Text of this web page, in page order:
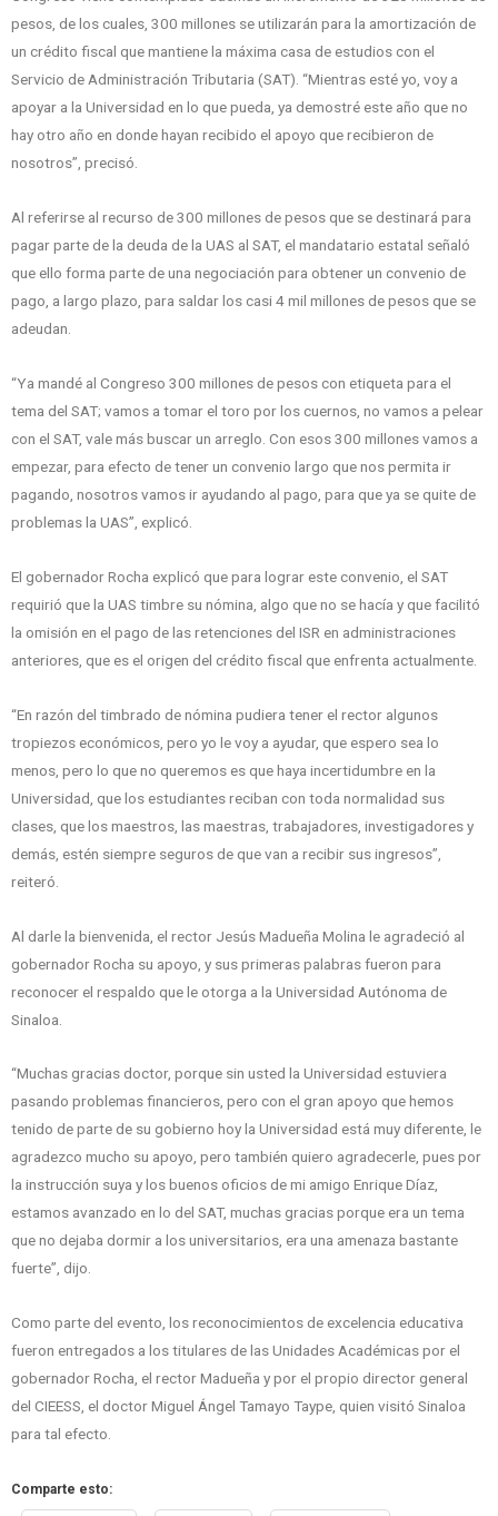
pesos, de los cuales, 300 millones se utilizarán para la amortización de
un crédito fiscal que mantiene la máxima casa de estudios con el
Servicio de Administración Tributaria (SAT). “Mientras esté yo, voy a
apoyar a la Universidad en lo que pueda, ya demostré este año que no
hay otro año en donde hayan recibido el apoyo que recibieron de
nosotros”, precisó.
Al referirse al recurso de 300 millones de pesos que se destinará para
pagar parte de la deuda de la UAS al SAT, el mandatario estatal señaló
que ello forma parte de una negociación para obtener un convenio de
pago, a largo plazo, para saldar los casi 4 mil millones de pesos que se
adeudan.
“Ya mandé al Congreso 300 millones de pesos con etiqueta para el
tema del SAT; vamos a tomar el toro por los cuernos, no vamos a pelear
con el SAT, vale más buscar un arreglo. Con esos 300 millones vamos a
empezar, para efecto de tener un convenio largo que nos permita ir
pagando, nosotros vamos ir ayudando al pago, para que ya se quite de
problemas la UAS”, explicó.
El gobernador Rocha explicó que para lograr este convenio, el SAT
requirió que la UAS timbre su nómina, algo que no se hacía y que facilitó
la omisión en el pago de las retenciones del ISR en administraciones
anteriores, que es el origen del crédito fiscal que enfrenta actualmente.
“En razón del timbrado de nómina pudiera tener el rector algunos
tropiezos económicos, pero yo le voy a ayudar, que espero sea lo
menos, pero lo que no queremos es que haya incertidumbre en la
Universidad, que los estudiantes reciban con toda normalidad sus
clases, que los maestros, las maestras, trabajadores, investigadores y
demás, estén siempre seguros de que van a recibir sus ingresos”,
reiteró.
Al darle la bienvenida, el rector Jesús Madueña Molina le agradeció al
gobernador Rocha su apoyo, y sus primeras palabras fueron para
reconocer el respaldo que le otorga a la Universidad Autónoma de
Sinaloa.
“Muchas gracias doctor, porque sin usted la Universidad estuviera
pasando problemas financieros, pero con el gran apoyo que hemos
tenido de parte de su gobierno hoy la Universidad está muy diferente, le
agradezco mucho su apoyo, pero también quiero agradecerle, pues por
la instrucción suya y los buenos oficios de mi amigo Enrique Díaz,
estamos avanzado en lo del SAT, muchas gracias porque era un tema
que no dejaba dormir a los universitarios, era una amenaza bastante
fuerte”, dijo.
Como parte del evento, los reconocimientos de excelencia educativa
fueron entregados a los titulares de las Unidades Académicas por el
gobernador Rocha, el rector Madueña y por el propio director general
del CIEESS, el doctor Miguel Ángel Tamayo Taype, quien visitó Sinaloa
para tal efecto.
Comparte esto: